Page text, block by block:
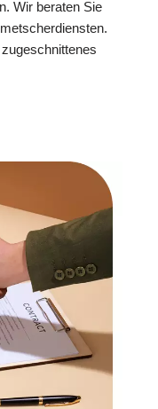
Wir beraten Sie